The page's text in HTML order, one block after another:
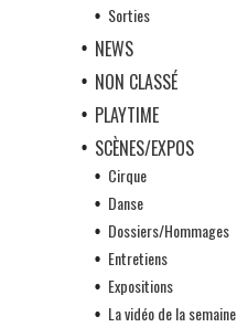
Sorties
NEWS
NON CLASSÉ
PLAYTIME
SCÈNES/EXPOS
Cirque
Danse
Dossiers/Hommages
Entretiens
Expositions
La vidéo de la semaine